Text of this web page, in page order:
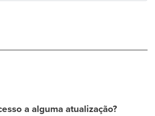
a alguma atualização?